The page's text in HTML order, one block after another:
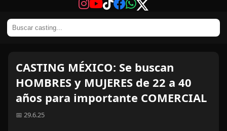
CASTING MÉXICO: Se buscan
HOMBRES y MUJERES de 22 a 40
años para importante COMERCIAL
📅 29.6.25